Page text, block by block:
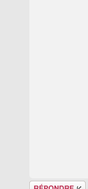
Répondre